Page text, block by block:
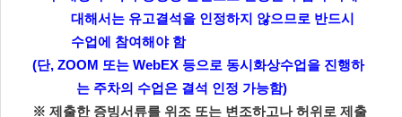
대해서는 유고결석을 인정하지 않으므로 반드시
수업에 참여해야 함
(단, ZOOM 또는 WebEX 등으로 동시화상수업을 진행하
는 주차의 수업은 결석 인정 가능함)
※ 제출한 증빙서류를 위조 또는 변조하고나 허위로 제출